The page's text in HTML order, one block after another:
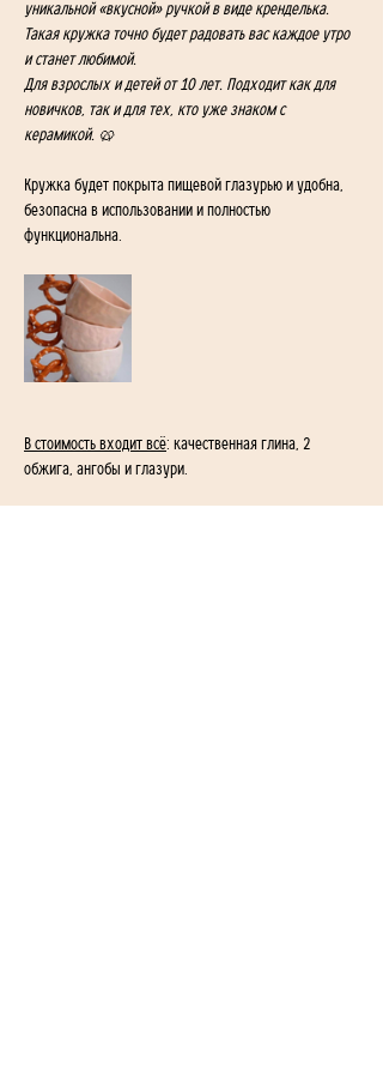
уникальной «вкусной» ручкой в виде кренделька.
Такая кружка точно будет радовать вас каждое утро
и станет любимой.
Для взрослых и детей от 10 лет. Подходит как для
новичков, так и для тех, кто уже знаком с
керамикой. 🥨
Кружка будет покрыта пищевой глазурью и удобна,
безопасна в использовании и полностью
функциональна.
В стоимость входит всё: качественная глина, 2
обжига, ангобы и глазури.